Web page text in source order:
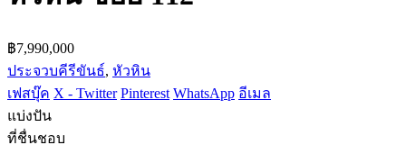
฿7,990,000
ประจวบคีรีขันธ์, หัวหิน
เฟสบุ๊ค X - Twitter Pinterest WhatsApp อีเมล
แบ่งปัน
ที่ชื่นชอบ